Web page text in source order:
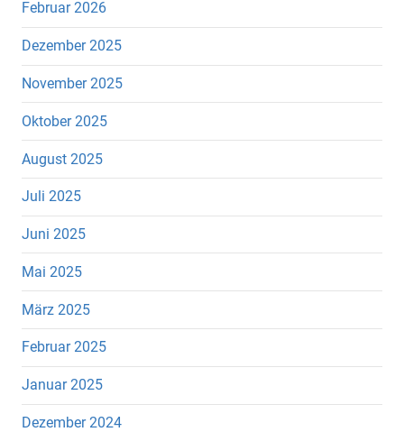
Februar 2026
Dezember 2025
November 2025
Oktober 2025
August 2025
Juli 2025
Juni 2025
Mai 2025
März 2025
Februar 2025
Januar 2025
Dezember 2024